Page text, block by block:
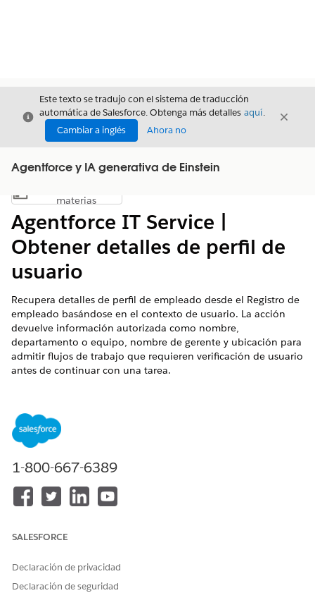
Cerrar
Este texto se tradujo con el sistema de traducción
automática de Salesforce. Obtenga más detalles aquí.
Cambiar a inglés
Ahora no
Cerrar
Agentforce y IA generativa de Einstein
Mostrar índice de materias
materias
Agentforce IT Service |
Obtener detalles de perfil de
usuario
Recupera detalles de perfil de empleado desde el Registro de
empleado basándose en el contexto de usuario. La acción
devuelve información autorizada como nombre,
departamento o equipo, nombre de gerente y ubicación para
admitir flujos de trabajo que requieren verificación de usuario
antes de continuar con una tarea.
Disponible en: Lightning Experience
Disponible en:
licencia complementaria Agentes de IA para empleados.
PERMISOS DE USUARIO
NECESARIOS
Consulte Acceso de
Detalles de acción
1-800-667-6389
SALESFORCE
Declaración de privacidad
Declaración de seguridad